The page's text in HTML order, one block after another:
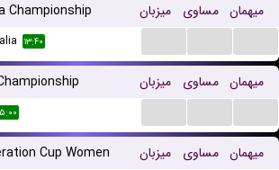
Championship میزبان مساوی میهمان
۱۳:۴۰
میزبان مساوی میهمان
Cup Women میزبان مساوی میهمان